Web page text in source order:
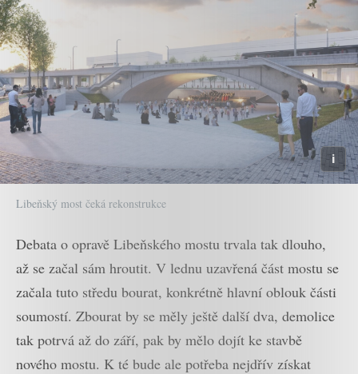
Libeňský most čeká rekonstrukce
Debata o opravě Libeňského mostu trvala tak dlouho,
až se začal sám hroutit. V lednu uzavřená část mostu se
začala tuto středu bourat, konkrétně hlavní oblouk části
soumostí. Zbourat by se měly ještě další dva, demolice
tak potrvá až do září, pak by mělo dojít ke stavbě
nového mostu. K té bude ale potřeba nejdřív získat